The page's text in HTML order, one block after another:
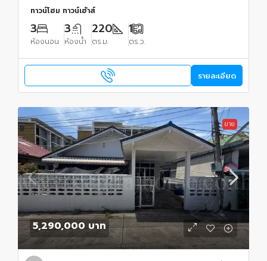
ทาวน์โฮม ทาวน์เฮ้าส์
3
ห้องนอน
3
ห้องน้ำ
220
ตร.ม.
1
ตร.ว.
รายละเอียด
ขาย
5,290,000 บาท